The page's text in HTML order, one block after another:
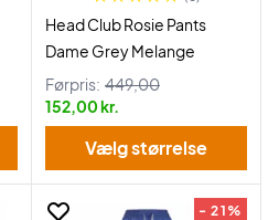
Head Club Rosie Pants
Dame Grey Melange
Førpris: 449,00
152,00 kr.
Vælg størrelse
- 21%